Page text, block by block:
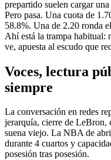
prepartido suelen cargar
Pero pasa. Una cuota de
58.8%. Una de 2.20 ronda
Ahí está la trampa habitual:
ve, apuesta al escudo que
Voces, lectura
siempre
La conversación en redes
jerarquía, cierre de LeBron,
suena viejo. La NBA de
durante 4 cuartos y
posesión tras posesión.